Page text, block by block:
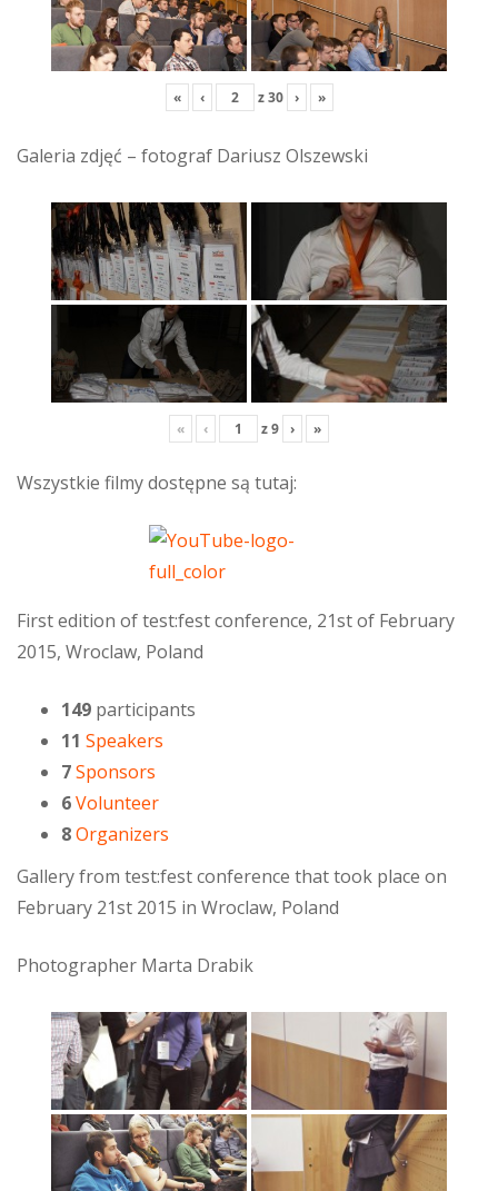
« ‹ z30 › »
Galeria zdjęć – fotograf Dariusz Olszewski
« ‹ z9 › »
Wszystkie filmy dostępne są tutaj:
First edition of test:fest conference, 21st of February
2015, Wroclaw, Poland
149 participants
11 Speakers
7Sponsors
6Volunteer
8Organizers
Gallery from test:fest conference that took place on
February 21st 2015 in Wroclaw, Poland
Photographer Marta Drabik